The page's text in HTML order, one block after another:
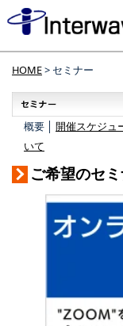
HOME> セミナー
概要 │ 開催スケジュ
いて
ご希望のセ